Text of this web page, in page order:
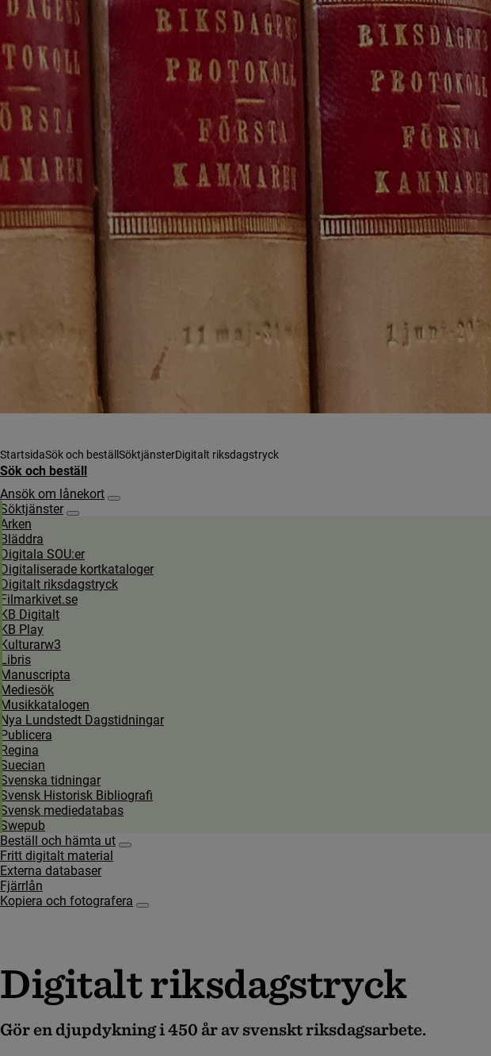
StartsidaSök och beställ SöktjänsterDigitalt riksdagstryck
Sök och beställ
Ansök om lånekort
Undersidor för Ansök om lånekort
Söktjänster
Undersidor för Söktjänster
Arken
Bläddra
Digitala SOU:er
Digitaliserade kortkataloger
Digitalt riksdagstryck
Filmarkivet.se
KB Digitalt
KB Play
Kulturarw3
Libris
Manuscripta
Mediesök
Musikkatalogen
Nya Lundstedt Dagstidningar
Publicera
Regina
Suecian
Svenska tidningar
Svensk Historisk Bibliografi
Svensk mediedatabas
Swepub
Beställ och hämta ut
Undersidor för Beställ och hämta ut
Fritt digitalt material
Externa databaser
Fjärrlån
Kopiera och fotografera
Undersidor för Kopiera och fotografera
Digitalt riksdagstryck
Gör en djupdykning i 450 år av svenskt riksdagsarbete.